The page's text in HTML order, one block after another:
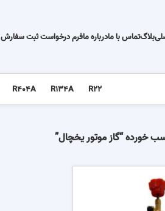
بلاگتماس با مادرباره مافرم درخواست ثبت سفارش
R22
R134A
R404A
خورده “گاز موتور یخچال”